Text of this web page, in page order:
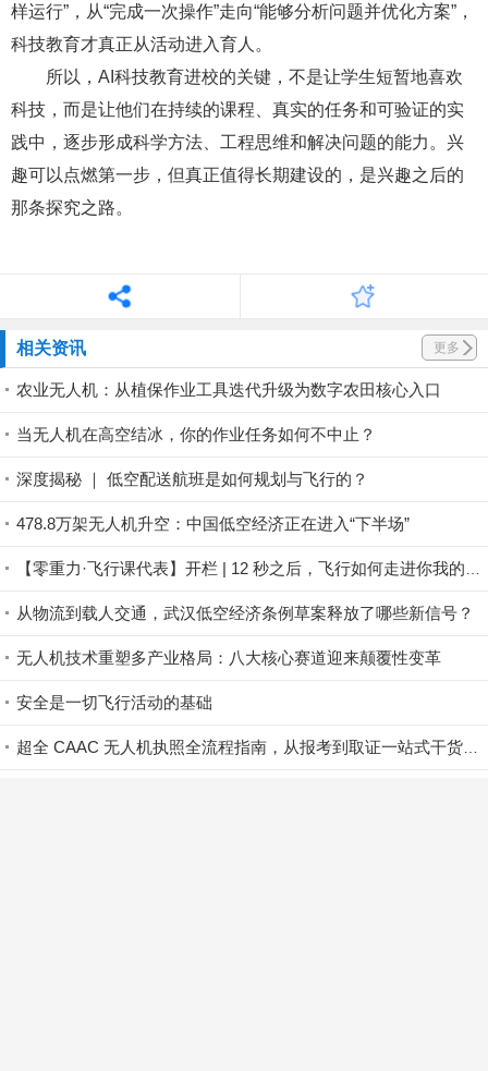
样运行”，从“完成一次操作”走向“能够分析问题并优化方案”，
科技教育才真正从活动进入育人。
所以，AI科技教育进校的关键，不是让学生短暂地喜欢
科技，而是让他们在持续的课程、真实的任务和可验证的实
践中，逐步形成科学方法、工程思维和解决问题的能力。兴
趣可以点燃第一步，但真正值得长期建设的，是兴趣之后的
那条探究之路。
农业无人机：从植保作业工具迭代升级为数字农田核心入口
当无人机在高空结冰，你的作业任务如何不中止？